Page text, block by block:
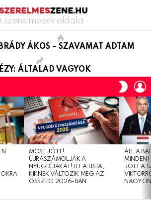
szerelmesek oldala
ÁKOS – SZAVAMAT ADTAM
ÁLTALAD VAGYOK
SKIN
MOST JÖTT!
ÚJRASZÁMOLJÁK A
NYUGDÍJAKAT! ITT A LISTA,
KIKNEK VÁLTOZIK MEG AZ
ÖSSZEG 2026-BAN
ÁLL A
MINDEN!
JÖTT A